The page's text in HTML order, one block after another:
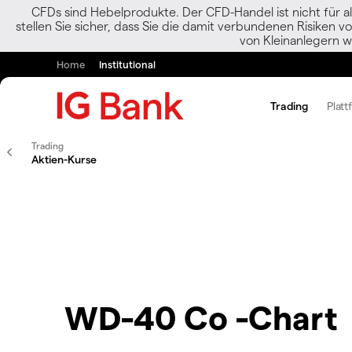
CFDs sind Hebelprodukte. Der CFD-Handel ist nicht für
stellen Sie sicher, dass Sie die damit verbundenen Risiken
von Kleinanlegern
Home Institutional
Trading
Trading
Aktien-Kurse
WD-40 Co -Chart